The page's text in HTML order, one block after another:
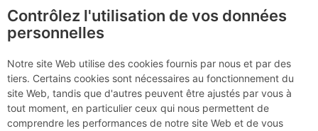
Enfin le sommet
convoité (Becco)
Contrôlez l'utilisation de vos données
personnelles
Notre site Web utilise des cookies fournis par nous et par des
tiers. Certains cookies sont nécessaires au fonctionnement du
site Web, tandis que d'autres peuvent être ajustés par vous à
tout moment, en particulier ceux qui nous permettent de
comprendre les performances de notre site Web et de vous